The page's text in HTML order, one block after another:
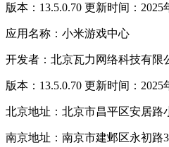
版本：13.5.0.70 更新时间：2025
应用名称：小米游戏中心
开发者：北京瓦力网络科技有限
版本：13.5.0.70 更新时间：2025
北京地址：北京市昌平区安居路
南京地址：南京市建邺区永初路